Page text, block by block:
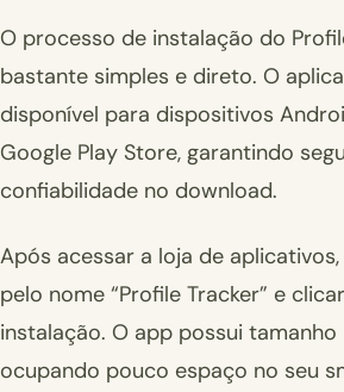
O processo de instalação do
bastante simples e direto. O
disponível para dispositivos
Google Play Store, garantindo
confiabilidade no download.
Após acessar a loja de
pelo nome “Profile Tracker” e
instalação. O app possui tamanho
ocupando pouco espaço no seu